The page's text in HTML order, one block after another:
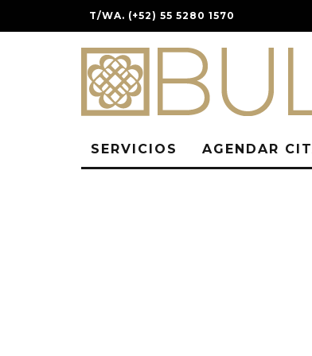
T/WA. (+52) 55 5280 1570
SERVICIOS AGENDAR